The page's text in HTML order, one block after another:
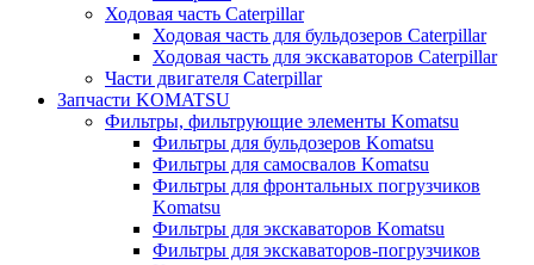
Ходовая часть Caterpillar
Ходовая часть для бульдозеров Caterpillar
Ходовая часть для экскаваторов Caterpillar
Части двигателя Caterpillar
Запчасти KOMATSU
Фильтры, фильтрующие элементы Komatsu
Фильтры для бульдозеров Komatsu
Фильтры для самосвалов Komatsu
Фильтры для фронтальных погрузчиков
Komatsu
Фильтры для экскаваторов Komatsu
Фильтры для экскаваторов-погрузчиков